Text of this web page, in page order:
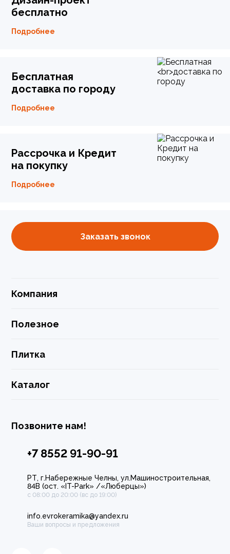
бесплатно
Подробнее
Бесплатная
доставка по городу
Подробнее
Рассрочка и Кредит
на покупку
Подробнее
Заказать звонок
Компания
Полезное
Плитка
Каталог
Позвоните нам!
+7 8552 91-90-91
РТ, г.Набережные Челны, ул.Машиностроительная,
84В (ост. «IT-Park» /«Люберцы»)
с 08:00 до 20:00 (вс до 19:00)
info.evrokeramika@yandex.ru
Ваши вопросы и предложения